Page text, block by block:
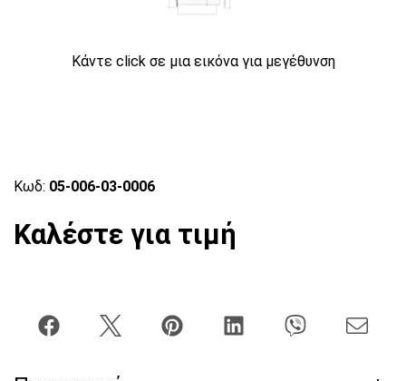
Κάντε click σε μια εικόνα για μεγέθυνση
Κωδ: 05-006-03-0006
Καλέστε για τιμή